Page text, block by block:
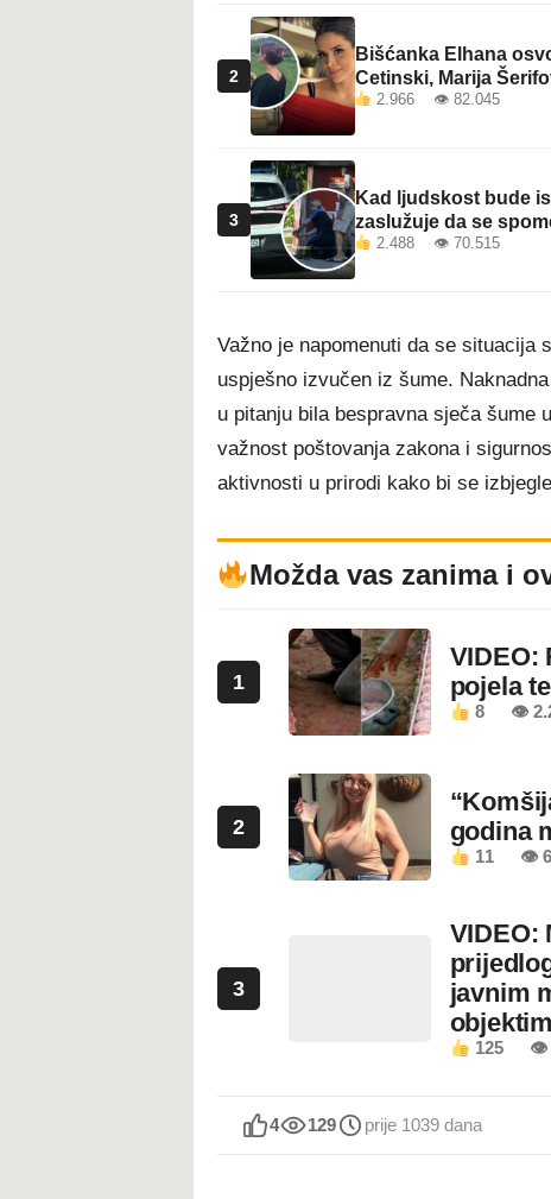
2
Bišćanka Elhana
Cetinski, Marija
2.966 👁 82.045
3
Kad ljudskost bude
zaslužuje da se
2.488 👁 70.515
Važno je napomenuti da se situacija
uspješno izvučen iz šume.
u pitanju bila bespravna sječa šume
važnost poštovanja zakona i
aktivnosti u prirodi kako bi se
Možda vas zanima i
1
VIDEO:
pojela
8 👁
2
godina
11 👁
3
VIDEO:
javnim
125 👁
4 129 prije 1039 dana